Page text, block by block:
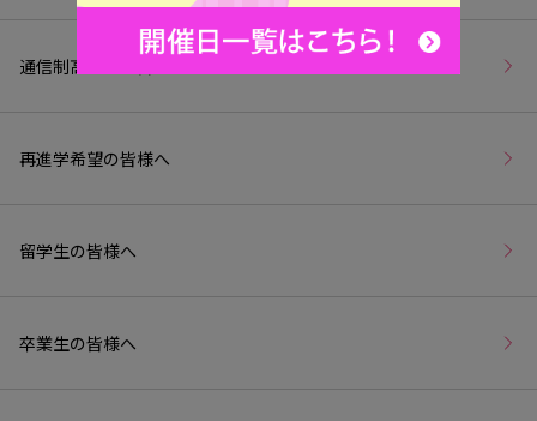
通信制高校生の皆様へ
再進学希望の皆様へ
留学生の皆様へ
卒業生の皆様へ